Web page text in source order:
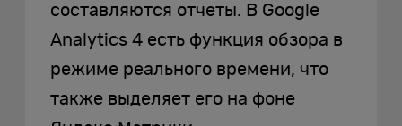
составляются отчеты. В Google
Analytics 4 есть функция обзора в
режиме реального времени, что
также выделяет его на фоне